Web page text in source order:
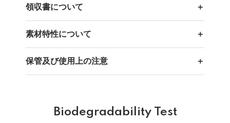
領収書について
素材特性について
保管及び使用上の注意
Biodegradability Test